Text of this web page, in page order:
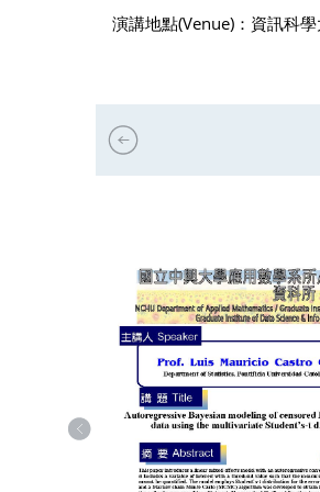
演講地點(Venue)：資訊科